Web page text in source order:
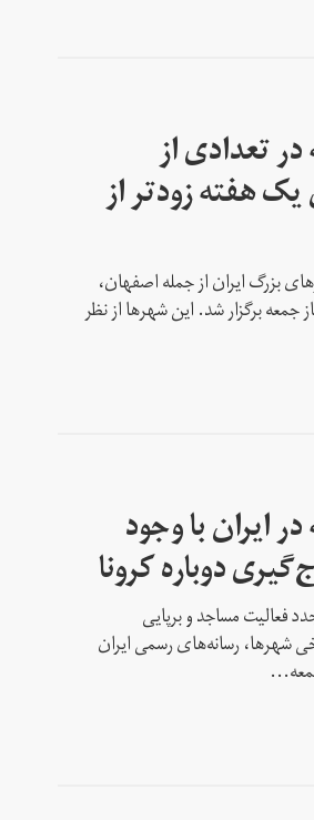
تعدادی از
هفته زودتر از
بزرگ ایران از جمله اصفهان،
برگزار شد. این شهرها از نظر
ایران با وجود
دوباره کرونا
فعالیت مساجد و برپایی
شهرها،‌ رسانه‌های رسمی ایران